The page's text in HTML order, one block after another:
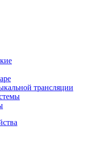
трансляции